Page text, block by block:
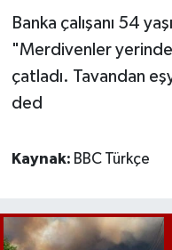
Banka çalışanı 54
"Merdivenler
çatladı. Tavandan
ded
Kaynak: BBC Türkçe